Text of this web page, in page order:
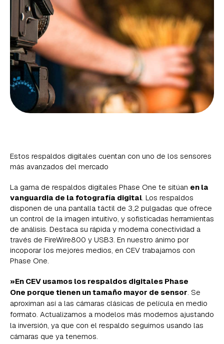
Estos respaldos digitales cuentan con uno de los sensores
más avanzados del mercado
La gama de respaldos digitales Phase One te sitúan en la
vanguardia de la fotografía digital. Los respaldos
disponen de una pantalla táctil de 3,2 pulgadas que ofrece
un control de la imagen intuitivo, y sofisticadas herramientas
de análisis. Destaca su rápida y moderna conectividad a
través de FireWire800 y USB3. En nuestro ánimo por
incoporar los mejores medios, en CEV trabajamos con
Phase One.
»En CEV usamos los respaldos digitales Phase
One porque tienen un tamaño mayor de sensor. Se
aproximan así a las cámaras clásicas de película en medio
formato. Actualizamos a modelos más modernos ajustando
la inversión, ya que con el respaldo seguimos usando las
cámaras que ya tenemos.